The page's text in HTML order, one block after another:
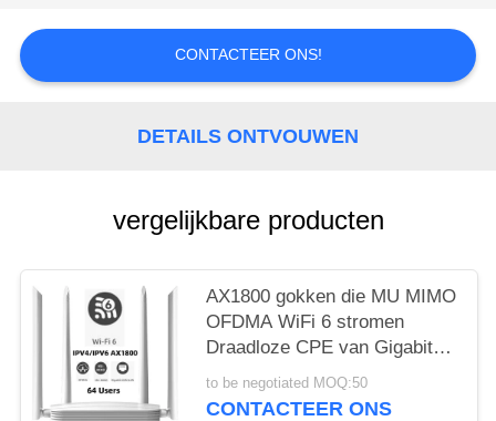
CONTACTEER ONS!
DETAILS ONTVOUWEN
vergelijkbare producten
AX1800 gokken die MU MIMO
OFDMA WiFi 6 stromen
Draadloze CPE van Gigabit
van de Router Dubbele Band
to be negotiated MOQ:50
CONTACTEER ONS